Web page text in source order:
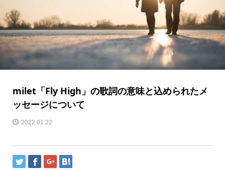
milet「Fly High」の歌詞の意味と込められたメ
ッセージについて
2022.01.22